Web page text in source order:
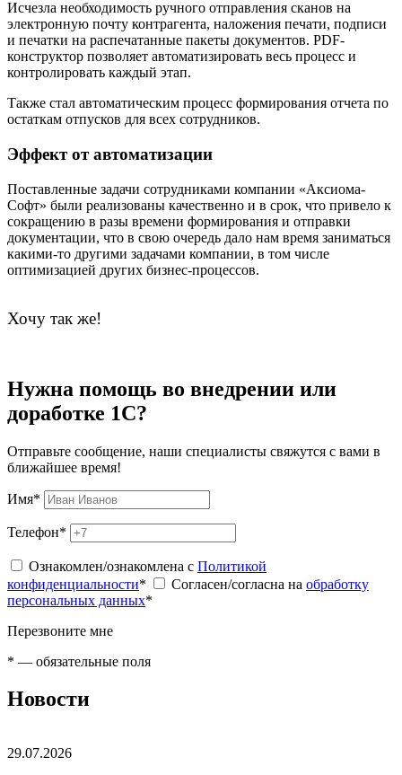
Исчезла необходимость ручного отправления сканов на
электронную почту контрагента, наложения печати, подписи
и печатки на распечатанные пакеты документов. PDF-
конструктор позволяет автоматизировать весь процесс и
контролировать каждый этап.
Также стал автоматическим процесс формирования отчета по
остаткам отпусков для всех сотрудников.
Эффект от автоматизации
Поставленные задачи сотрудниками компании «Аксиома-
Софт» были реализованы качественно и в срок, что привело к
сокращению в разы времени формирования и отправки
документации, что в свою очередь дало нам время заниматься
какими-то другими задачами компании, в том числе
оптимизацией других бизнес-процессов.
Хочу так же!
Нужна помощь во внедрении или
доработке 1С?
Отправьте сообщение, наши специалисты свяжутся с вами в
ближайшее время!
Имя*
Телефон*
Ознакомлен/ознакомлена с Политикой
конфиденциальности* Согласен/согласна на обработку
персональных данных*
Перезвоните мне
* — обязательные поля
Новости
29.07.2026